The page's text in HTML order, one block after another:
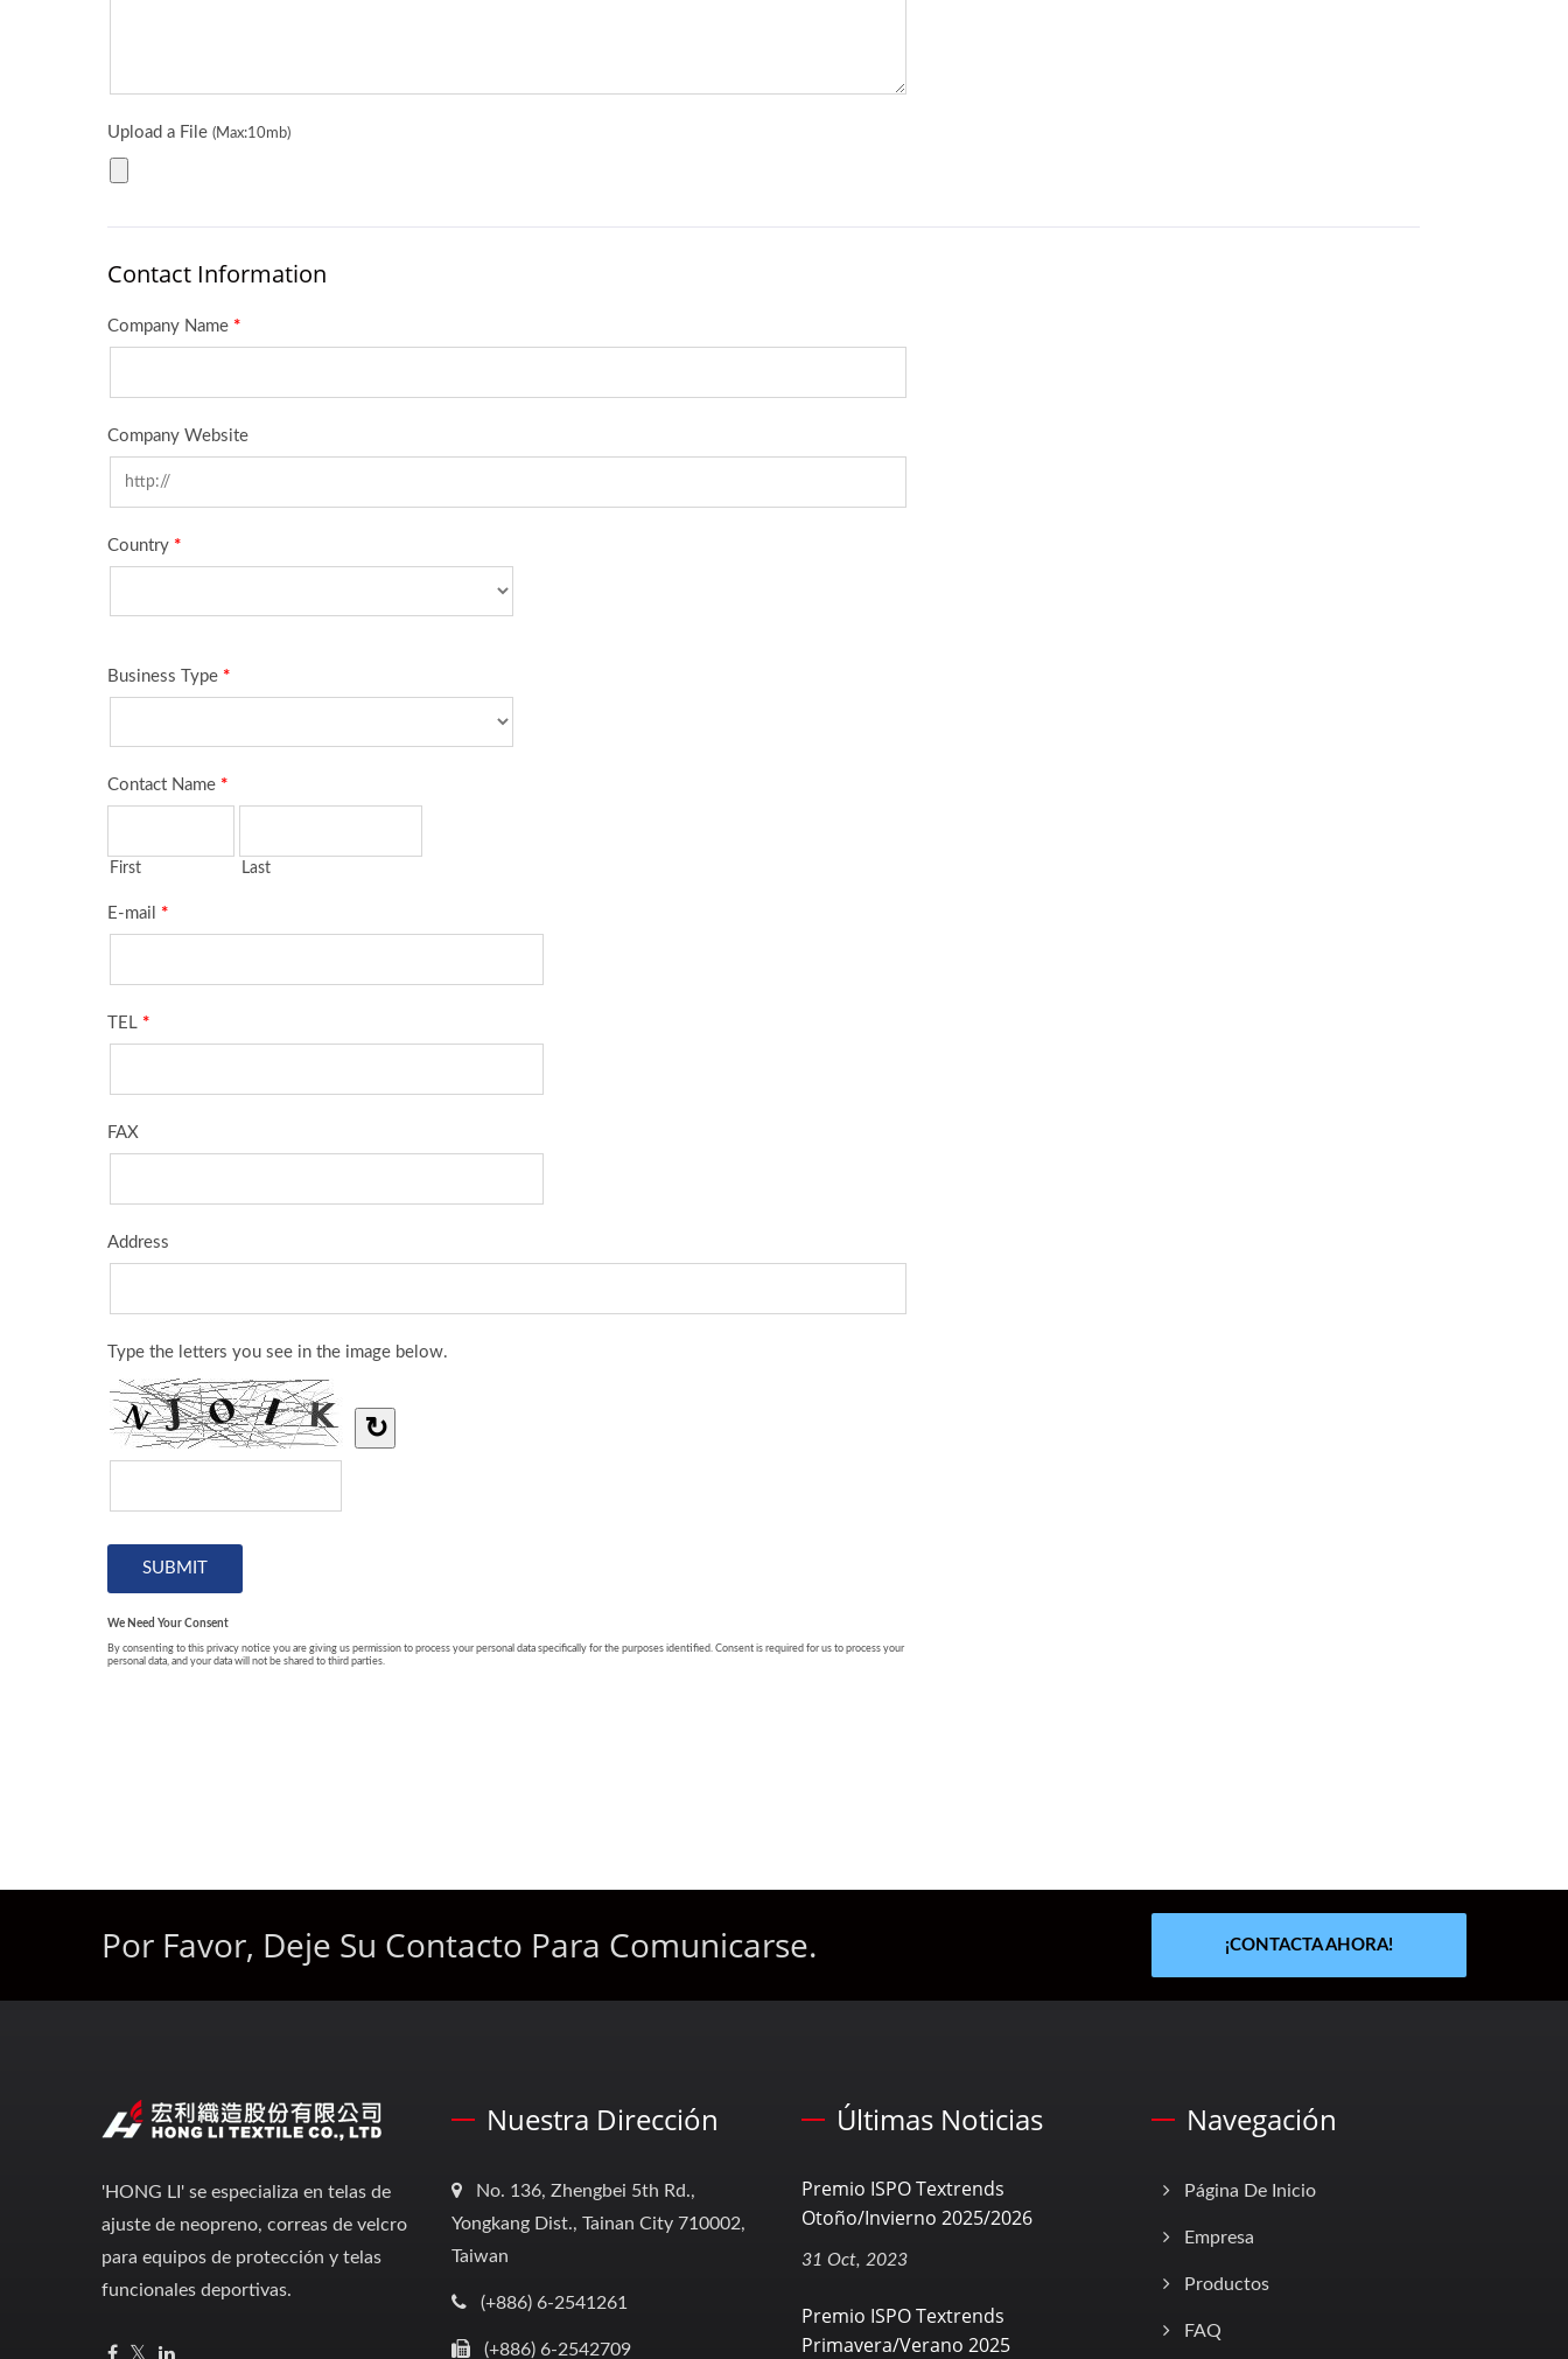
Por Favor, Deje Su Contacto Para Comunicarse. ¡CONTACTA AHORA!
'HONG LI' se especializa en telas de
ajuste de neopreno, correas de velcro
para equipos de protección y telas
funcionales deportivas.
Nuestra Dirección
No. 136, Zhengbei 5th Rd.,
Yongkang Dist., Tainan City 710002,
Taiwan
(+886) 6-2541261
(+886) 6-2542709
Últimas Noticias
Premio ISPO Textrends
Otoño/Invierno 2025/2026
31 Oct, 2023
Premio ISPO Textrends
Primavera/Verano 2025
Navegación
Página De Inicio
Empresa
Productos
FAQ